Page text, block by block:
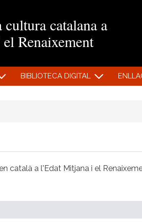
catalana a
Renaixement
BIBLIOTECA DIGITAL
català a l'Edat Mitjana i el